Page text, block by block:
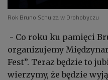
Rok Bruno Schulza w Drohobyczu
- Co roku ku pamięci
organizujemy
Fest”. Teraz będzie to
wierzymy, że będzie